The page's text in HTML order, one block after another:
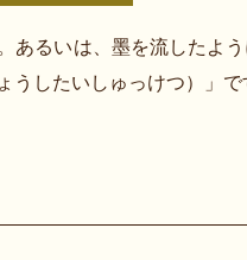
あるいは、墨を流したよ
うしたいしゅっけつ）」